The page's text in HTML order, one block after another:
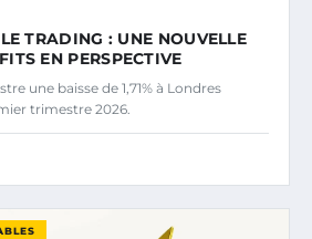
TRADING : UNE NOUVELLE
EN PERSPECTIVE
une baisse de 1,71% à Londres
trimestre 2026.